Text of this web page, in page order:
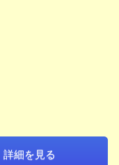
詳細を見る